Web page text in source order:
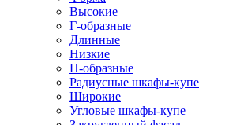
Высокие
Г-образные
Длинные
Низкие
П-образные
Радиусные шкафы-купе
Широкие
Угловые шкафы-купе